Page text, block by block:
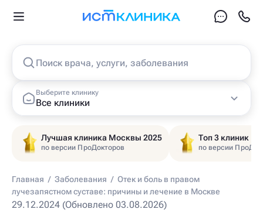
Поиск врача, услуги, заболевания
Выберите клинику
Все клиники
Лучшая клиника Москвы 2025
по версии ПроДокторов
Топ 3 клиник
по версии
Главная / Заболевания / Отек и боль в правом
лучезапястном суставе: причины и лечение в Москве
29.12.2024 (Обновлено 03.08.2026)